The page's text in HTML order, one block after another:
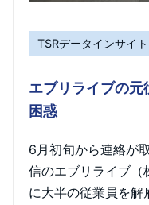
TSRデータインサイト
エブリライブの元
困惑
6月初旬から連絡が
信のエブリライブ（
に大半の従業員を